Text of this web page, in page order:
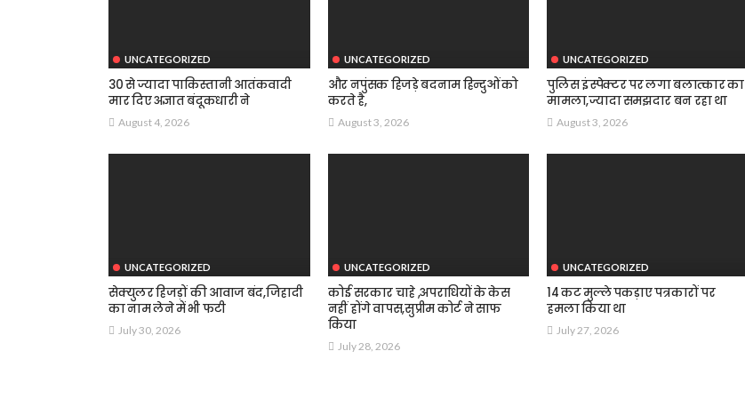
UNCATEGORIZED
30 से ज्यादा पाकिस्तानी आतंकवादी
मार दिए अज्ञात बंदूकधारी ने
August 4, 2026
UNCATEGORIZED
और नपुंसक हिजड़े बदनाम हिन्दुओं को
करते है,
August 3, 2026
UNCATEGORIZED
पुलिस इंस्पेक्टर पर लगा बलात्कार का
मामला,ज्यादा समझदार बन रहा था
August 3, 2026
UNCATEGORIZED
सेक्युलर हिजड़ों की आवाज बंद,जिहादी
का नाम लेने में भी फटी
July 30, 2026
UNCATEGORIZED
कोई सरकार चाहे ,अपराधियों के केस
नहीं होंगे वापस,सुप्रीम कोर्ट ने साफ
किया
July 28, 2026
UNCATEGORIZED
14 कट मुल्ले पकड़ाए पत्रकारों पर
हमला किया था
July 27, 2026